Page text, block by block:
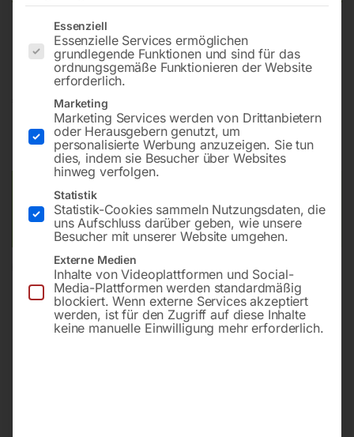
zu Easycut 275.230 DG
108,00
inkl. MwSt. zzgl.Versandkosten
Lieferzeit:ca. 2 - 3 Tage
Versandkosten Standard (Österreich):
Bitte beachten Sie: Die Versandkosten gelten für Österreich.
Andere Länder können abweichen.
In den Warenkorb
Es folgt eine Liste der Service-Gruppen, für die eine
Essenziell
Essenzielle Services ermöglichen
grundlegende Funktionen und sind für das
ordnungsgemäße Funktionieren der Website
erforderlich.
Marketing
Marketing Services werden von Drittanbietern
oder Herausgebern genutzt, um
personalisierte Werbung anzuzeigen. Sie tun
dies, indem sie Besucher über Websites
hinweg verfolgen.
Statistik
Statistik-Cookies sammeln Nutzungsdaten, die
uns Aufschluss darüber geben, wie unsere
Besucher mit unserer Website umgehen.
Externe Medien
Inhalte von Videoplattformen und Social-
Media-Plattformen werden standardmäßig
blockiert. Wenn externe Services akzeptiert
werden, ist für den Zugriff auf diese Inhalte
keine manuelle Einwilligung mehr erforderlich.